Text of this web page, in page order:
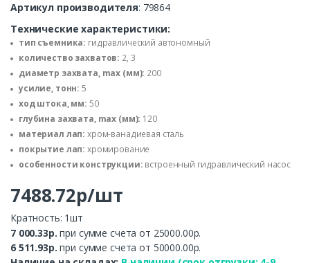
Артикул производителя: 79864
Технические характеристики:
тип съемника: гидравлический автономный
количество захватов: 2, 3
диаметр захвата, max (мм): 200
усилие, тонн: 5
ход штока, мм: 50
глубина захвата, max (мм): 120
материал лап: хром-ванадиевая сталь
покрытие лап: хромирование
особенности конструкции: встроенный гидравлический насос
7488.72р/шт
Кратность: 1шт
7 000.33р.при сумме счета от 25000.00р.
6 511.93р.при сумме счета от 50000.00р.